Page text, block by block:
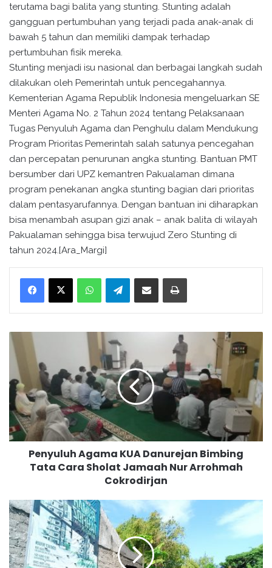
terutama bagi balita yang stunting. Stunting adalah
gangguan pertumbuhan yang terjadi pada anak-anak di
bawah 5 tahun dan memiliki dampak terhadap
pertumbuhan fisik mereka.
Stunting menjadi isu nasional dan berbagai langkah sudah
dilakukan oleh Pemerintah untuk pencegahannya.
Kementerian Agama Republik Indonesia mengeluarkan SE
Menteri Agama No. 2 Tahun 2024 tentang Pelaksanaan
Tugas Penyuluh Agama dan Penghulu dalam Mendukung
Program Prioritas Pemerintah salah satunya pencegahan
dan percepatan penurunan angka stunting. Bantuan PMT
bersumber dari UPZ kemantren Pakualaman dimana
program penekanan angka stunting bagian dari prioritas
dalam pentasyarufannya. Dengan bantuan ini diharapkan
bisa menambah asupan gizi anak – anak balita di wilayah
Pakualaman sehingga bisa terwujud Zero Stunting di
tahun 2024.[Ara_Margi]
WhatsApp Telegram
P
y
u
l
u
h
A
K
U
A
D
a
Penyuluh Agama KUA Danurejan Bimbing
Tata Cara Sholat Jamaah Nur Arrohmah
Cokrodirjan
K
U
A
U
m